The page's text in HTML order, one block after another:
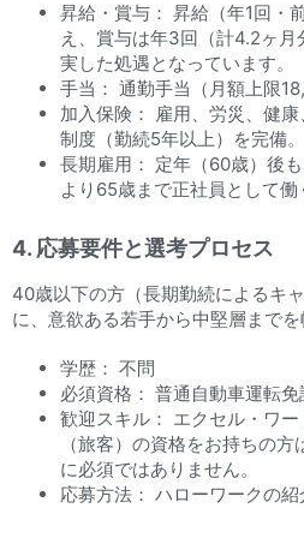
昇給・賞与： 昇給（年1回・
え、賞与は年3回（計4.2ヶ
実した処遇となっています。
手当： 通勤手当（月額上限
加入保険： 雇用、労災、健
制度（勤続5年以上）を完備。
長期雇用： 定年（60歳）後
より65歳まで正社員として働
4. 応募要件と選考プロセス
40歳以下の方（長期勤続によるキ
に、意欲ある若手から中堅層までを
学歴： 不問
必須資格： 普通自動車運転免
歓迎スキル： エクセル・ワ
（旅客）の資格をお持ちの
に必須ではありません。
応募方法： ハローワークの紹